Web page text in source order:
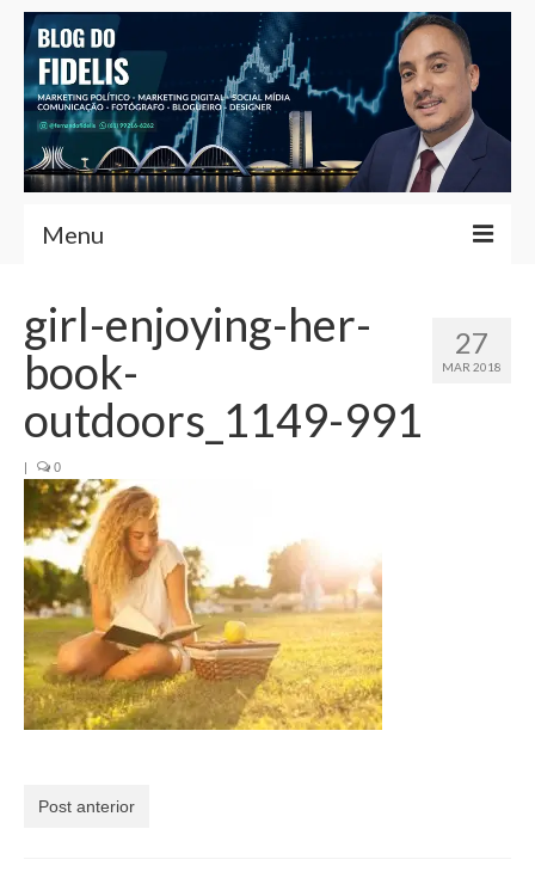
Menu
Fernando Fidelis
Café com Fidelis
Contato
Currículo
27
MAR 2018
girl-enjoying-her-
book-
outdoors_1149-991
| 0
Post anterior